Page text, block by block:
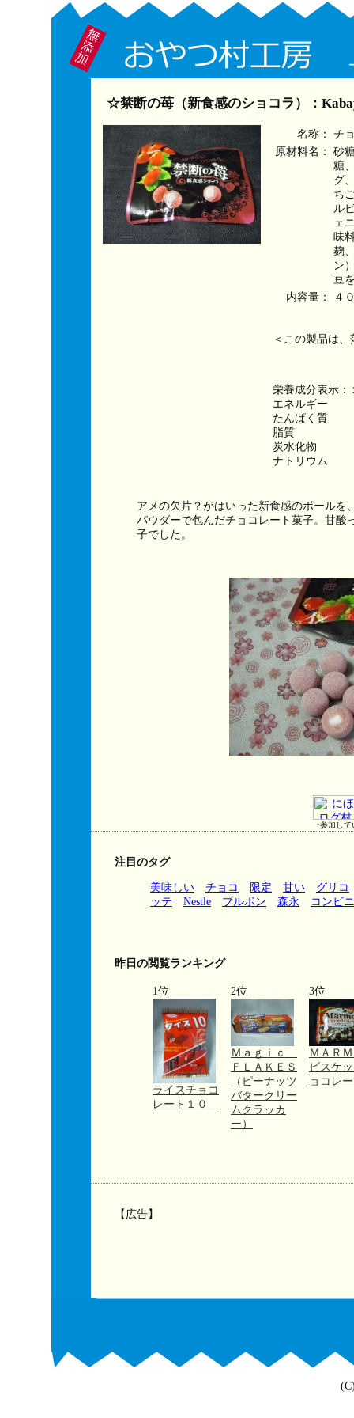
☆禁断の苺（新食感のショコラ）：
名称：
チ
原材料名：
砂
糖
グ
ち
ル
ェ
味
麹
ン
豆
内容量：
４
＜この製品は
栄養成分表示：
エネルギー　
たんぱく質　
脂質　　　　
炭水化物　　
ナトリウム　　
アメの欠片？がはいった新食感のボールを
パウダーで包んだチョコレート菓子。甘酸
子でした。
↑参加して
注目のタグ
美味しい チョコ 限定 甘い
グリコ
ッテ
Nestle ブルボン 森永 コンビニ
昨日の閲覧ランキング
1位
ライスチョコ
レート１０
2位
Ｍａｇｉｃ
ＦＬＡＫＥＳ
（ピーナッツ
バタークリー
ムクラッカ
ー）
3位
ＭＡＲ
ビスケ
ョコレ
【広告】